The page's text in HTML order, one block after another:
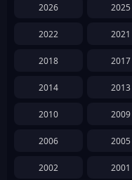
2026 2025
2022 2021
2018 2017
2014 2013
2010 2009
2006 2005
2002 2001